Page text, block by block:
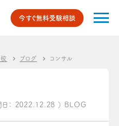
今すぐ無料受験相談
ブログ コンサル
： 2022.12.28 ） BLOG